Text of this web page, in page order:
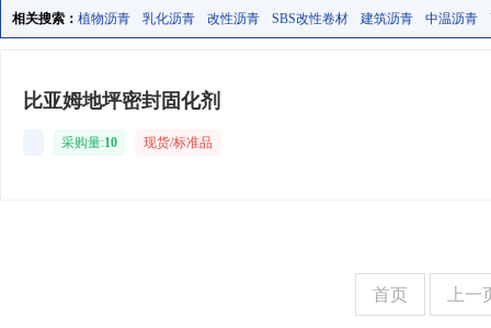
相关搜索： 植物沥青 乳化沥青 改性沥青 SBS改性卷材 建筑沥青 中温沥青
比亚姆地坪密封固化剂
采购量:10 现货/标准品
首页 上一